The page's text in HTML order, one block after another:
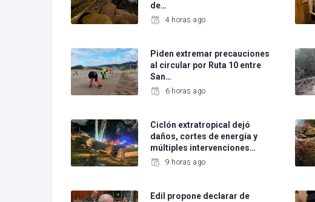
de…
4 horas ago
Piden extremar precauciones
al circular por Ruta 10 entre
San…
6 horas ago
Ciclón extratropical dejó
daños, cortes de energía y
múltiples intervenciones…
9 horas ago
Edil propone declarar de